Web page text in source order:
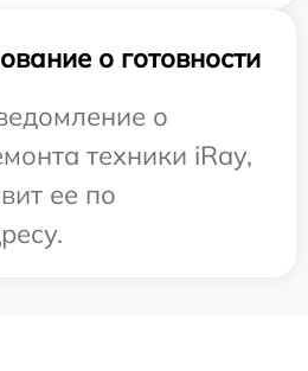
о готовности
о
техники iRay,
ее по